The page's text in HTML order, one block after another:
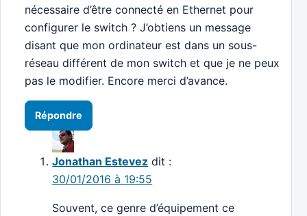
nécessaire d’être connecté en Ethernet pour
configurer le switch ? J’obtiens un message
disant que mon ordinateur est dans un sous-
réseau différent de mon switch et que je ne peux
pas le modifier. Encore merci d’avance.
Répondre
Jonathan Estevez dit :
30/01/2016 à 19:55
Souvent, ce genre d’équipement ce